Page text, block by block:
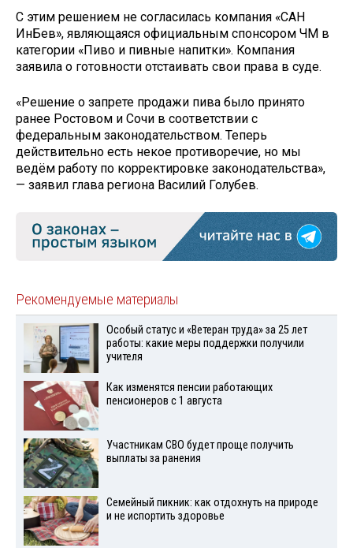
С этим решением не согласилась компания «САН
ИнБев», являющаяся официальным спонсором ЧМ в
категории «Пиво и пивные напитки». Компания
заявила о готовности отстаивать свои права в суде.
«Решение о запрете продажи пива было принято
ранее Ростовом и Сочи в соответствии с
федеральным законодательством. Теперь
действительно есть некое противоречие, но мы
ведём работу по корректировке законодательства»,
— заявил глава региона Василий Голубев.
Рекомендуемые материалы
Особый статус и «Ветеран труда» за 25 лет
работы: какие меры поддержки получили
учителя
Как изменятся пенсии работающих
пенсионеров с 1 августа
Участникам СВО будет проще получить
выплаты за ранения
Семейный пикник: как отдохнуть на природе
и не испортить здоровье